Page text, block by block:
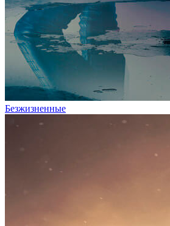
Безжизненные